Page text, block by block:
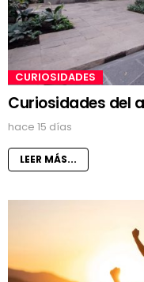
CURIOSIDADES
Curiosidades del
hace 15 días
LEER MÁS...